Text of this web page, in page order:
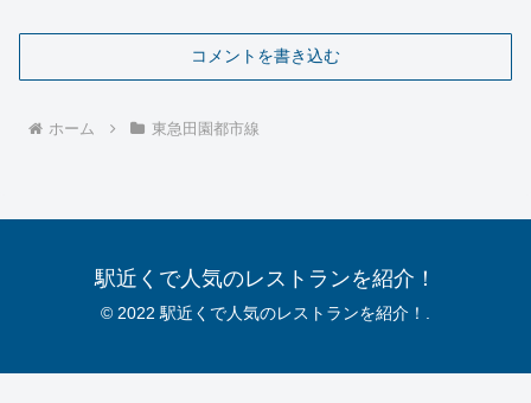
コメントを書き込む
ホーム 東急田園都市線
駅近くで人気のレストランを紹介！
© 2022 駅近くで人気のレストランを紹介！.